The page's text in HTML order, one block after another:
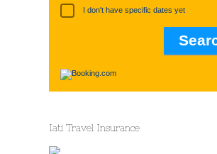
I don't have specific dates yet
Iati Travel Insurance